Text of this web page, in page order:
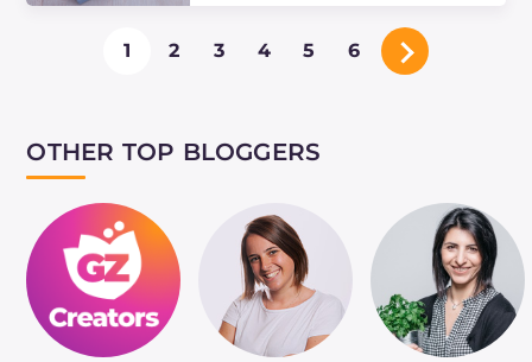
Le potiron et les pommes de terre
au four sont un accompagnement
facile à préparer ! Parfumés au
1 2 3 4 5 6
OTHER TOP BLOGGERS